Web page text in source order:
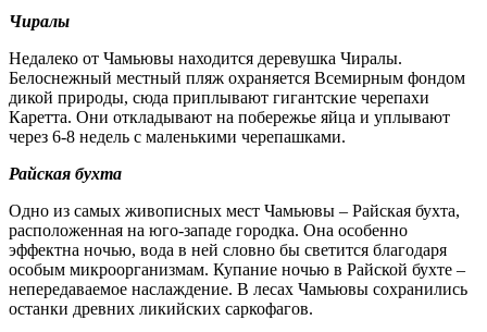
Чиралы
Недалеко от Чамьювы находится деревушка Чиралы.
Белоснежный местный пляж охраняется Всемирным фондом
дикой природы, сюда приплывают гигантские черепахи
Каретта. Они откладывают на побережье яйца и уплывают
через 6-8 недель с маленькими черепашками.
Райская бухта
Одно из самых живописных мест Чамьювы – Райская бухта,
расположенная на юго-западе городка. Она особенно
эффектна ночью, вода в ней словно бы светится благодаря
особым микроорганизмам. Купание ночью в Райской бухте –
непередаваемое наслаждение. В лесах Чамьювы сохранились
останки древних ликийских саркофагов.